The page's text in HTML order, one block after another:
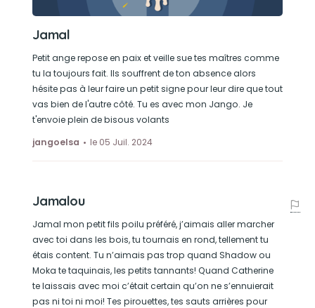
Son Frisbee, qu'il adorait même s'il se faisait vieu
et moin d'énergie, il avait toujours un peu
d'énergie pour courir et célébrer son jouet
préféré.
Son loisir préféré
Se baigner, il nagait tellement bien, un vrai
poisson. Il aurait pu passer des heures dans
Jamal
Petit ange repose en paix et veille sue tes maîtres comme
tu la toujours fait. Ils souffrent de ton absence alors
hésite pas à leur faire un petit signe pour leur dire que tout
vas bien de l'autre côté. Tu es avec mon Jango. Je
t'envoie plein de bisous volants
jangoelsa
le 05 Juil. 2024
Jamalou
Jamal mon petit fils poilu préféré, j’aimais aller marcher
avec toi dans les bois, tu tournais en rond, tellement tu
étais content. Tu n’aimais pas trop quand Shadow ou
Moka te taquinais, les petits tannants! Quand Catherine
te laissais avec moi c’était certain qu’on ne s’ennuierait
pas ni toi ni moi! Tes pirouettes, tes sauts arrières pour